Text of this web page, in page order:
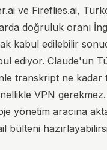
ve Fireflies.ai,
doğruluk oranı
kabul edilebilir
ediyor. Claude'un
transkript ne
VPN
yönetim aracına
bülteni